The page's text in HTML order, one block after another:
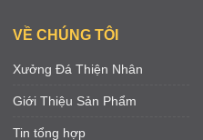
VỀ CHÚNG TÔI
Xưởng Đá Thiện Nhân
Giới Thiệu Sản Phẩm
Tin tổng hợp